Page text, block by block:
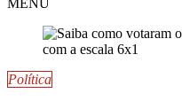
MENU
Política